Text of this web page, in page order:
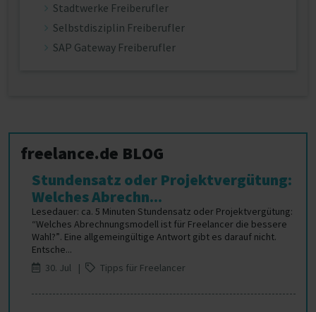
Stadtwerke Freiberufler
Selbstdisziplin Freiberufler
SAP Gateway Freiberufler
freelance.de BLOG
Stundensatz oder Projektvergütung:
Welches Abrechn...
Lesedauer: ca. 5 Minuten Stundensatz oder Projektvergütung:
“Welches Abrechnungsmodell ist für Freelancer die bessere
Wahl?”. Eine allgemeingültige Antwort gibt es darauf nicht.
Entsche...
30. Jul |
Tipps für Freelancer